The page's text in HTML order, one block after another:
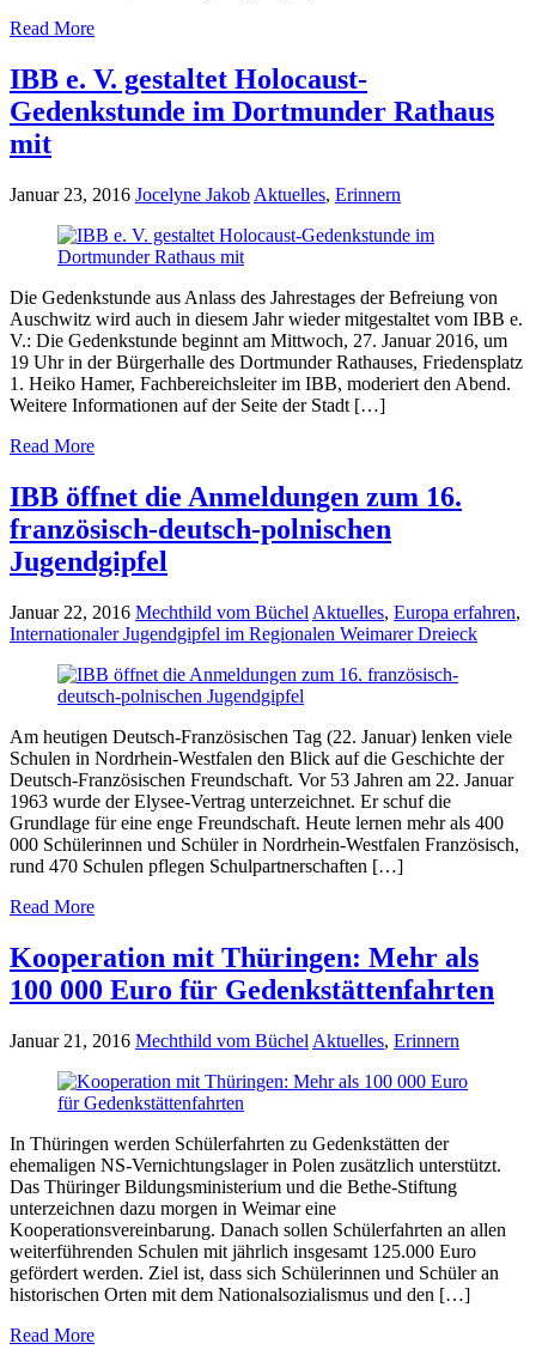
Read More
IBB e. V. gestaltet Holocaust-
Gedenkstunde im Dortmunder Rathaus
mit
Januar 23, 2016 Jocelyne Jakob Aktuelles, Erinnern
Die Gedenkstunde aus Anlass des Jahrestages der Befreiung von
Auschwitz wird auch in diesem Jahr wieder mitgestaltet vom IBB e.
V.: Die Gedenkstunde beginnt am Mittwoch, 27. Januar 2016, um
19 Uhr in der Bürgerhalle des Dortmunder Rathauses, Friedensplatz
1. Heiko Hamer, Fachbereichsleiter im IBB, moderiert den Abend.
Weitere Informationen auf der Seite der Stadt […]
Read More
IBB öffnet die Anmeldungen zum 16.
französisch-deutsch-polnischen
Jugendgipfel
Januar 22, 2016 Mechthild vom Büchel Aktuelles, Europa erfahren,
Internationaler Jugendgipfel im Regionalen Weimarer Dreieck
Am heutigen Deutsch-Französischen Tag (22. Januar) lenken viele
Schulen in Nordrhein-Westfalen den Blick auf die Geschichte der
Deutsch-Französischen Freundschaft. Vor 53 Jahren am 22. Januar
1963 wurde der Elysee-Vertrag unterzeichnet. Er schuf die
Grundlage für eine enge Freundschaft. Heute lernen mehr als 400
000 Schülerinnen und Schüler in Nordrhein-Westfalen Französisch,
rund 470 Schulen pflegen Schulpartnerschaften […]
Read More
Kooperation mit Thüringen: Mehr als
100 000 Euro für Gedenkstättenfahrten
Januar 21, 2016 Mechthild vom Büchel Aktuelles, Erinnern
In Thüringen werden Schülerfahrten zu Gedenkstätten der
ehemaligen NS-Vernichtungslager in Polen zusätzlich unterstützt.
Das Thüringer Bildungsministerium und die Bethe-Stiftung
unterzeichnen dazu morgen in Weimar eine
Kooperationsvereinbarung. Danach sollen Schülerfahrten an allen
weiterführenden Schulen mit jährlich insgesamt 125.000 Euro
gefördert werden. Ziel ist, dass sich Schülerinnen und Schüler an
historischen Orten mit dem Nationalsozialismus und den […]
Read More